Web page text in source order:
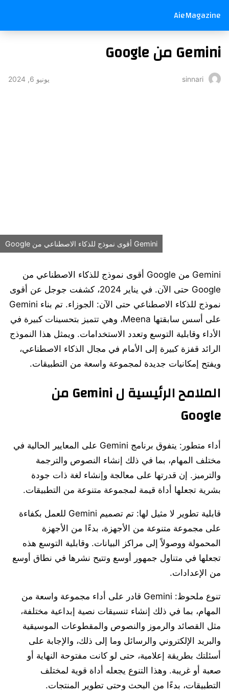
AieMagazine
Gemini من Google
sinnari يونيو 6, 2024
Gemini أقوى نموذج للذكاء الاصطناعي من Google
Gemini من Google أقوى نموذج للذكاء الاصطناعي من
Google حتى الآن. في يناير 2024، كشفت جوجل عن أقوى
نموذج للذكاء الاصطناعي حتى الآن: الجوزاء. تم بناء Gemini
على أسس سابقتها Meena، وهي تتميز بتحسينات كبيرة في
الأداء وقابلية التوسع وتعدد الاستخدامات. ويمثل هذا النموذج
الرائد قفزة كبيرة إلى الأمام في مجال الذكاء الاصطناعي،
ويفتح إمكانيات جديدة لمجموعة واسعة من التطبيقات.
الملامح الرئيسية ل Gemini من
Google
أداء متطور: يتفوق برنامج Gemini على المعايير الحالية في
مختلف المهام، بما في ذلك إنشاء النصوص والترجمة
والترميز. إن قدرتها على معالجة وإنشاء لغة ذات جودة
بشرية تجعلها أداة قيمة لمجموعة متنوعة من التطبيقات.
قابلية تطوير لا مثيل لها: تم تصميم Gemini للعمل بكفاءة
على مجموعة متنوعة من الأجهزة، بدءًا من الأجهزة
المحمولة ووصولاً إلى مراكز البيانات. وقابلية التوسع هذه
تجعلها في متناول جمهور أوسع وتتيح نشرها في نطاق أوسع
من الإعدادات.
تنوع ملحوظ: Gemini قادر على أداء مجموعة واسعة من
المهام، بما في ذلك إنشاء تنسيقات نصية إبداعية مختلفة،
مثل القصائد والرموز والنصوص والمقطوعات الموسيقية
والبريد الإلكتروني والرسائل وما إلى ذلك، والإجابة على
أسئلتك بطريقة إعلامية، حتى لو كانت مفتوحة النهاية أو
صعبة أو غريبة. وهذا التنوع يجعله أداة قوية لمختلف
التطبيقات، بدءًا من البحث وحتى تطوير المنتجات.